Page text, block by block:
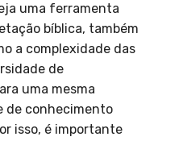
uma ferramenta
bíblica, também
a complexidade das
de
uma mesma
de conhecimento
isso, é importante